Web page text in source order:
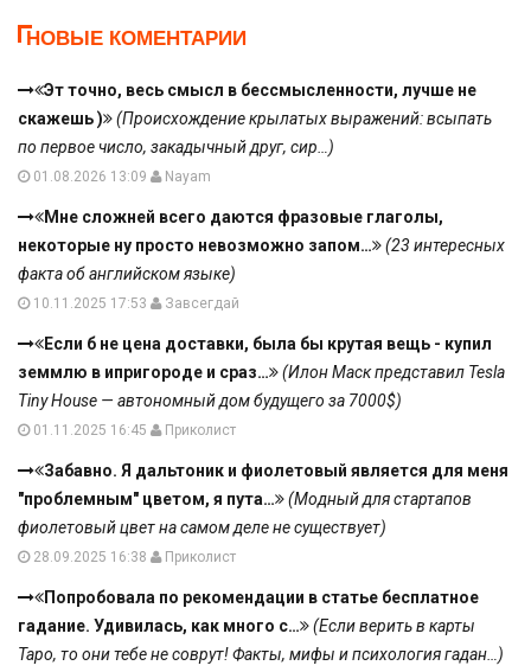
НОВЫЕ КОМЕНТАРИИ
Эт точно, весь смысл в бессмысленности, лучше не
скажешь )
(Происхождение крылатых выражений: всыпать
по первое число, закадычный друг, сир…)
01.08.2026 13:09 Nayam
Мне сложней всего даются фразовые глаголы,
некоторые ну просто невозможно запом…
(23 интересных
факта об английском языке)
10.11.2025 17:53 Завсегдай
Если б не цена доставки, была бы крутая вещь - купил
земмлю в ипригороде и сраз…
(Илон Маск представил Tesla
Tiny House — автономный дом будущего за 7000$)
01.11.2025 16:45 Приколист
Забавно. Я дальтоник и фиолетовый является для меня
"проблемным" цветом, я пута…
(Модный для стартапов
фиолетовый цвет на самом деле не существует)
28.09.2025 16:38 Приколист
Попробовала по рекомендации в статье бесплатное
гадание. Удивилась, как много с…
(Если верить в карты
Таро, то они тебе не соврут! Факты, мифы и психология гадан…)